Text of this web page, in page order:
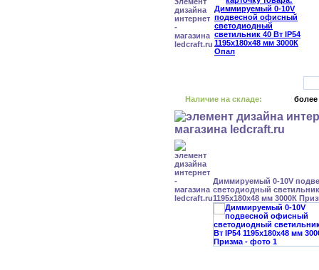
Наличие на складе: более
Диммируемый 0-10V
светодиодный
1195x180x48 мм 3000К